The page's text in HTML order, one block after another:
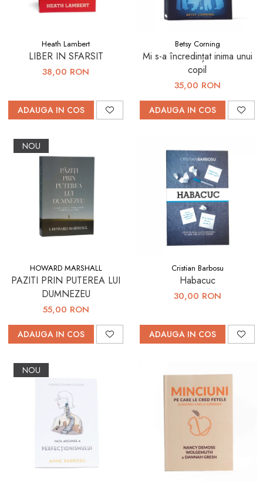
Lideri
Consiliere
Lucrarea cu Copiii și Tinerii
Grupuri Mici
Apologetică
Biblice
Finanțe
Romane, Nuvele și Povestiri
Biografii
Reviste
Heath Lambert
LIBER IN SFARSIT
38,00 RON
ADAUGA IN COS
Betsy Corning
Mi s-a încredințat inima unui
copil
35,00 RON
ADAUGA IN COS
NOU
HOWARD MARSHALL
PAZITI PRIN PUTEREA LUI
DUMNEZEU
55,00 RON
ADAUGA IN COS
Cristian Barbosu
Habacuc
30,00 RON
ADAUGA IN COS
NOU